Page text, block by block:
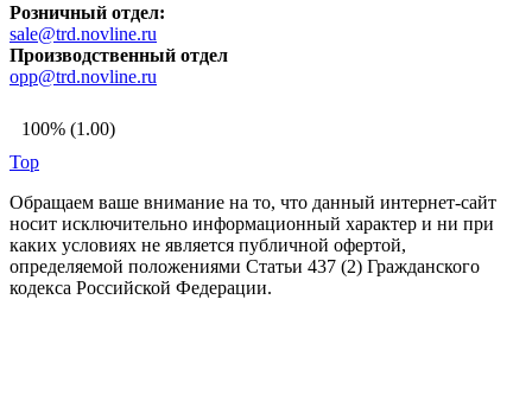
Розничный отдел:
sale@trd.novline.ru
Производственный отдел
opp@trd.novline.ru
100% (1.00)
Top
Обращаем ваше внимание на то, что данный интернет-сайт
носит исключительно информационный характер и ни при
каких условиях не является публичной офертой,
определяемой положениями Статьи 437 (2) Гражданского
кодекса Российской Федерации.